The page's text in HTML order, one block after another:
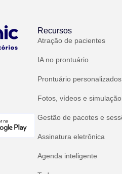
Recursos
Atração de pacientes
IA no prontuário
Prontuário personalizados
Fotos, vídeos e
Gestão de pacotes e
Assinatura eletrônica
Agenda inteligente